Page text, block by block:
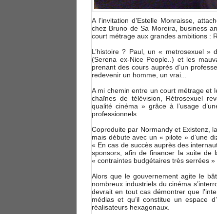
A l’invitation d’Estelle Monraisse,
chez Bruno de Sa Moreira, business
court métrage aux grandes ambitions :
L’histoire ? Paul, un « metrosexuel
(Serena ex-Nice People..) et les
prenant des cours auprès d’un
redevenir un homme, un vrai...
A mi chemin entre un court métrage et
chaînes de télévision, Rétrosexuel
qualité cinéma » grâce à l’usage
professionnels.
Coproduite par Normandy et Existenz,
mais débute avec un « pilote » d’une
« En cas de succès auprès des
sponsors, afin de financer la suite de
« contraintes budgétaires très serrées
Alors que le gouvernement agite le
nombreux industriels du cinéma
devrait en tout cas démontrer que
médias et qu’il constitue un espace
réalisateurs hexagonaux.